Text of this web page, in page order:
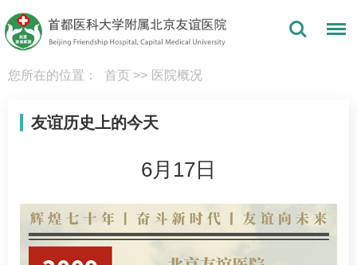
您所在的位置： 首页 >> 医院概况
友谊历史上的今天
6月17日